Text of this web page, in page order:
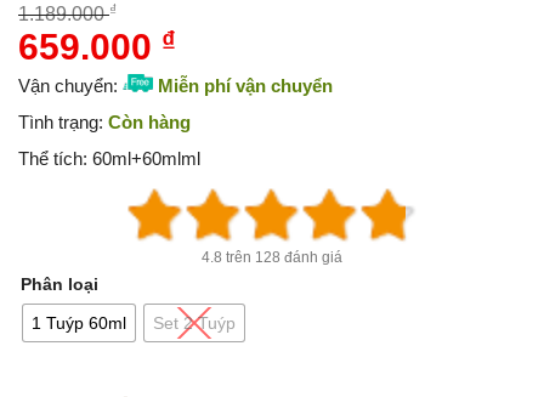
1.189.000₫
Giá
là:
1.189.000 ₫.
659.000 ₫
hiện
là:
659.000 ₫.
Vận chuyển:
Miễn phí vận chuyển
Tình trạng: Còn hàng
Thể tích: 60ml+60mlml
4.8 trên 128 đánh giá
Phân loại
1 Tuýp 60ml Set 2 Tuýp